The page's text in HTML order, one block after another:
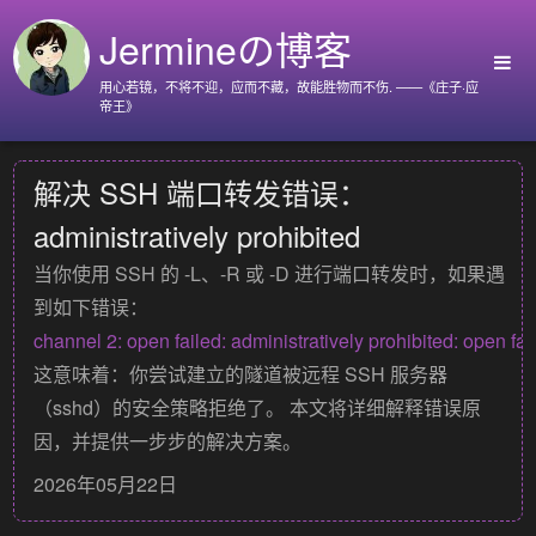
Jermineの博客
用心若镜，不将不迎，应而不藏，故能胜物而不伤. ——《庄子·应
帝王》
首页
Github
Go语言标准库
Nyx
关于我
解决 SSH 端口转发错误：
administratively prohibited
当你使用 SSH 的-L、-R 或-D 进行端口转发时，如果遇
到如下错误：
这意味着：你尝试建立的隧道被远程 SSH 服务器
（sshd）的安全策略拒绝了。
本文将详细解释错误原
因，并提供一步步的解决方案。
2026年05月22日